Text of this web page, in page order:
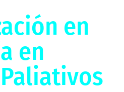
en
en